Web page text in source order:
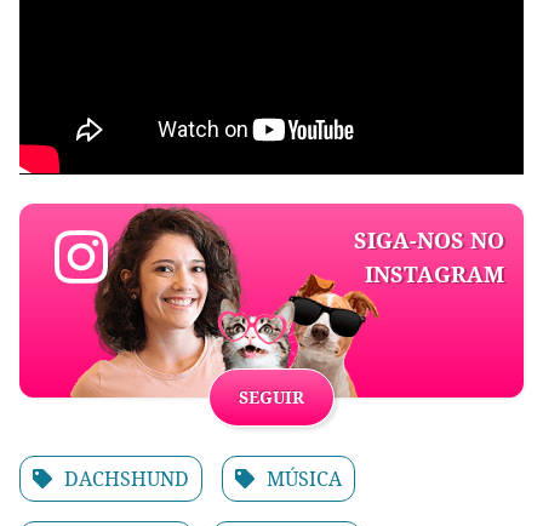
SIGA-NOS NO
INSTAGRAM
SEGUIR
DACHSHUND MÚSICA